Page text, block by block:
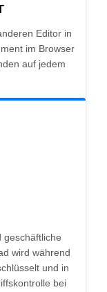
Editor in
im Browser
auf jedem
geschäftliche
wird während
und in
bei